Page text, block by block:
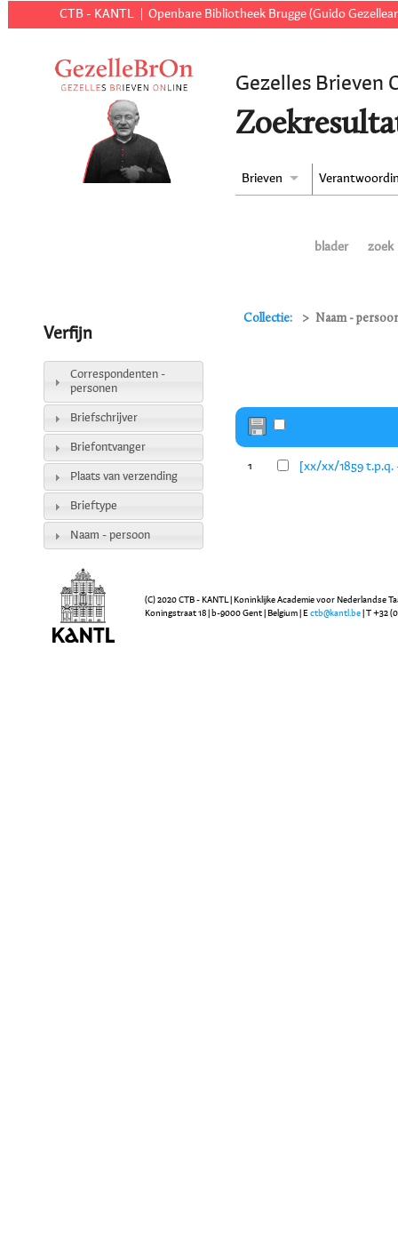
CTB - KANTL Openbare Bibliotheek Brugge (Guido
Gezelles Brieven
Brieven
blader zoek
Collectie: Naam -
1 [xx/xx/1859
Verfijn
Correspondenten -
personen
Briefschrijver
Briefontvanger
Plaats van verzending
Brieftype
Naam - persoon
(C) 2020 CTB - KANTL | Koninklijke Academie voor Nederlandse
Koningstraat 18 | b-9000 Gent | Belgium | E ctb@kantl.be | T +32